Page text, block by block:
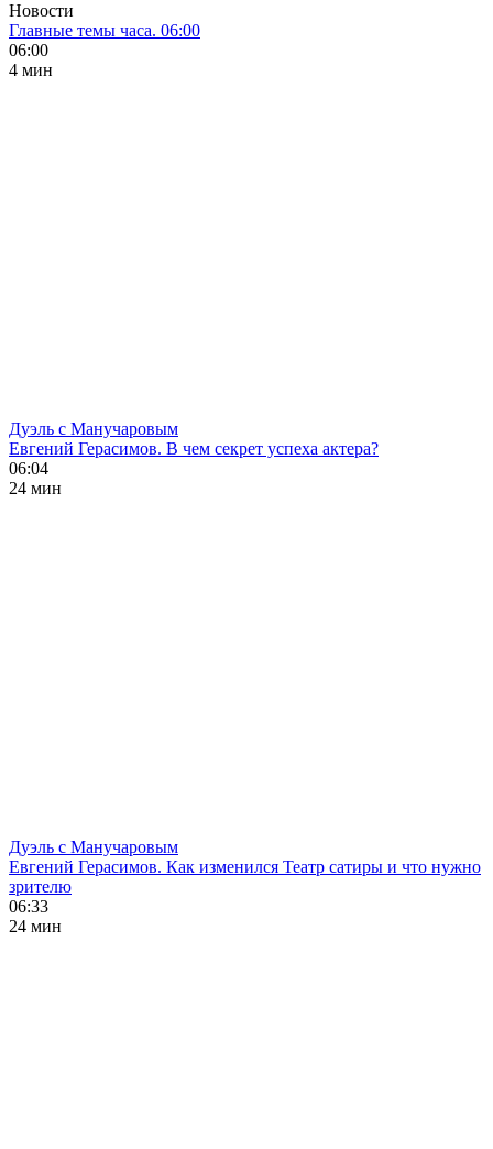
Новости
Главные темы часа. 06:00
06:00
4 мин
Дуэль с Манучаровым
Евгений Герасимов. В чем секрет успеха актера?
06:04
24 мин
Дуэль с Манучаровым
Евгений Герасимов. Как изменился Театр сатиры и что нужно
зрителю
06:33
24 мин